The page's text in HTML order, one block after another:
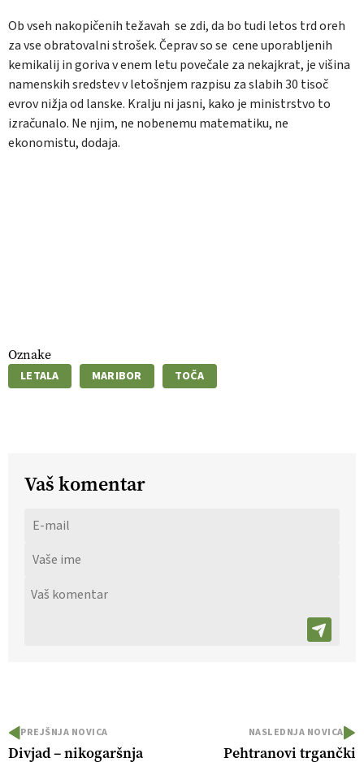
Ob vseh nakopičenih težavah se zdi, da bo tudi letos trd oreh
za vse obratovalni strošek. Čeprav so se cene uporabljenih
kemikalij in goriva v enem letu povečale za nekajkrat, je višina
namenskih sredstev v letošnjem razpisu za slabih 30 tisoč
evrov nižja od lanske. Kralju ni jasni, kako je ministrstvo to
izračunalo. Ne njim, ne nobenemu matematiku, ne
ekonomistu, dodaja.
Oznake
LETALA MARIBOR TOČA
Vaš komentar
PREJŠNJA NOVICA
Divjad – nikogaršnja
NASLEDNJA NOVICA
Pehtranovi trgančki